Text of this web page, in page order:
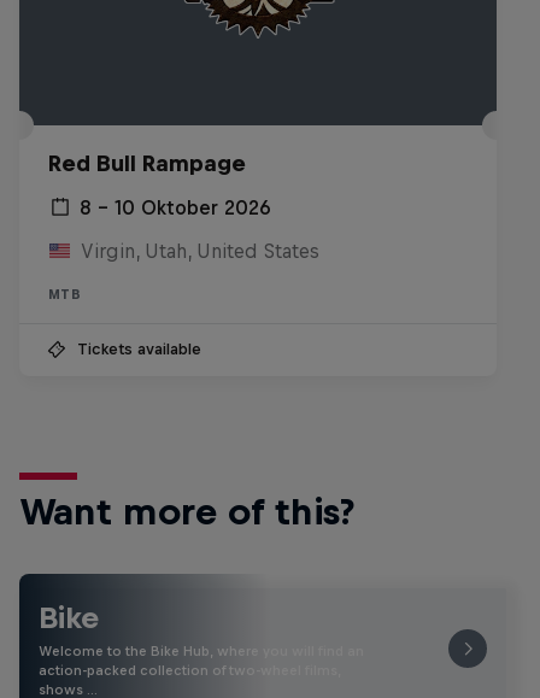
Red Bull Rampage
8 – 10 Oktober 2026
Virgin, Utah, United States
MTB
Tickets available
Want more of this?
Bike
Welcome to the Bike Hub, where you will find an
action-packed collection of two-wheel films,
shows …